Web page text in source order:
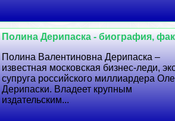
Полина Дерипаска - биография,
Полина Валентиновна Дерипаска –
известная московская бизнес-леди,
супруга российского миллиардера
Дерипаски. Владеет крупным
издательским...